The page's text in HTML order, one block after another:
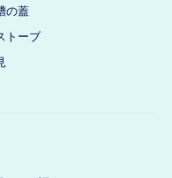
の蓋
トーブ